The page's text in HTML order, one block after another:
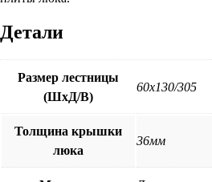
Детали
Размер лестницы
(ШхД/В)
60х130/305
Толщина крышки
люка
36мм